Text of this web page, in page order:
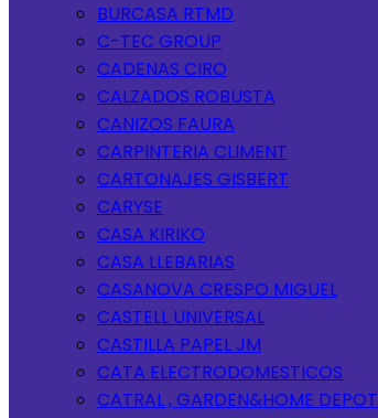
BURCASA RTMD
C-TEC GROUP
CADENAS CIRO
CALZADOS ROBUSTA
CANIZOS FAURA
CARPINTERIA CLIMENT
CARTONAJES GISBERT
CARYSE
CASA KIRIKO
CASA LLEBARIAS
CASANOVA CRESPO MIGUEL
CASTELL UNIVERSAL
CASTILLA PAPEL JM
CATA ELECTRODOMESTICOS
CATRAL , GARDEN&HOME DEPOT